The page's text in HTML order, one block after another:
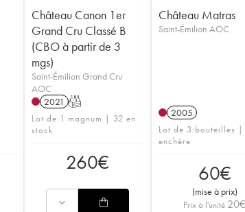
Château Canon 1er
Grand Cru Classé B
(CBO à partir de 3
mgs)
Saint-Émilion Grand Cru
AOC
2021 T
Lot de 1 magnum | 32 en
stock
260€
Château Matras
Saint-Émilion AOC
2005
Lot de 3 bouteilles
enchère
60€
(mise à prix)
Prix à l'unité 20